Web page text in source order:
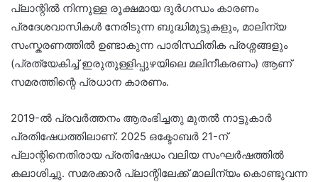
പ്ലാന്റിൽ നിന്നുള്ള രൂക്ഷമായ ദുർഗന്ധം കാരണം
പ്രദേശവാസികൾ നേരിടുന്ന ബുദ്ധിമുട്ടുകളും, മാലിന്യ
സംസ്കരണത്തിൽ ഉണ്ടാകുന്ന പാരിസ്ഥിതിക പ്രശ്നങ്ങളും
(പ്രത്യേകിച്ച് ഇരുതുള്ളിപ്പുഴയിലെ മലിനീകരണം) ആണ്
സമരത്തിന്റെ പ്രധാന കാരണം.
2019-ൽ പ്രവർത്തനം ആരംഭിച്ചതു മുതൽ നാട്ടുകാർ
പ്രതിഷേധത്തിലാണ്. 2025 ഒക്ടോബർ 21-ന്
പ്ലാന്റിനെതിരായ പ്രതിഷേധം വലിയ സംഘർഷത്തിൽ
കലാശിച്ചു. സമരക്കാർ പ്ലാന്റിലേക്ക് മാലിന്യം കൊണ്ടുവന്ന